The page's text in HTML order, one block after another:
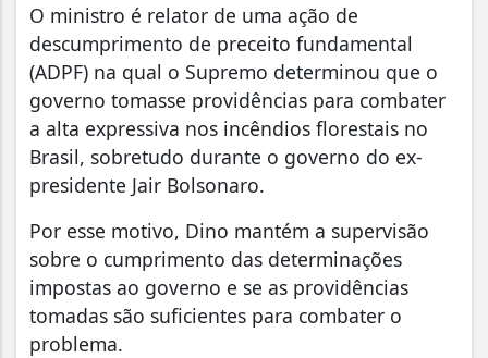
O ministro é relator de uma ação de
descumprimento de preceito fundamental
(ADPF) na qual o Supremo determinou que o
governo tomasse providências para combater
a alta expressiva nos incêndios florestais no
Brasil, sobretudo durante o governo do ex-
presidente Jair Bolsonaro.
Por esse motivo, Dino mantém a supervisão
sobre o cumprimento das determinações
impostas ao governo e se as providências
tomadas são suficientes para combater o
problema.